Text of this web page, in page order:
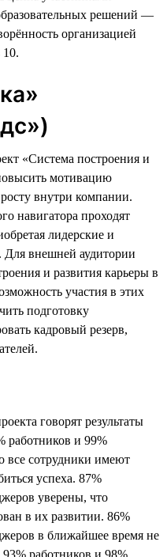
решений —
организацией
«Система построения и
мотивацию
внутри компании.
навигатора проходят
лидерские и
внешней аудитории
и развития карьеры в
участия в этих
подготовку
кадровый резерв,
говорят результаты
работников и 99%
все сотрудники имеют
успеха. 87%
уверены, что
в их развитии. 86%
в ближайшее время не
работников и 98%